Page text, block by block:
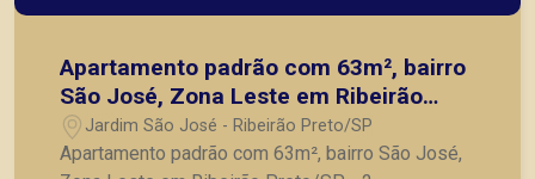
Apartamento padrão com 63m², bairro
São José, Zona Leste em Ribeirão
Preto/SP.
Jardim São José - Ribeirão Preto/SP
Apartamento padrão com 63m², bairro São José,